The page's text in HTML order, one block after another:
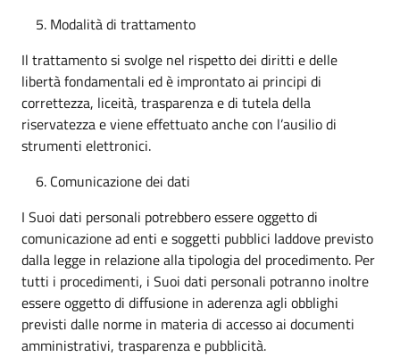
Modalità di trattamento
Il trattamento si svolge nel rispetto dei diritti e delle
libertà fondamentali ed è improntato ai principi di
correttezza, liceità, trasparenza e di tutela della
riservatezza e viene effettuato anche con l’ausilio di
strumenti elettronici.
Comunicazione dei dati
I Suoi dati personali potrebbero essere oggetto di
comunicazione ad enti e soggetti pubblici laddove previsto
dalla legge in relazione alla tipologia del procedimento. Per
tutti i procedimenti, i Suoi dati personali potranno inoltre
essere oggetto di diffusione in aderenza agli obblighi
previsti dalle norme in materia di accesso ai documenti
amministrativi, trasparenza e pubblicità.